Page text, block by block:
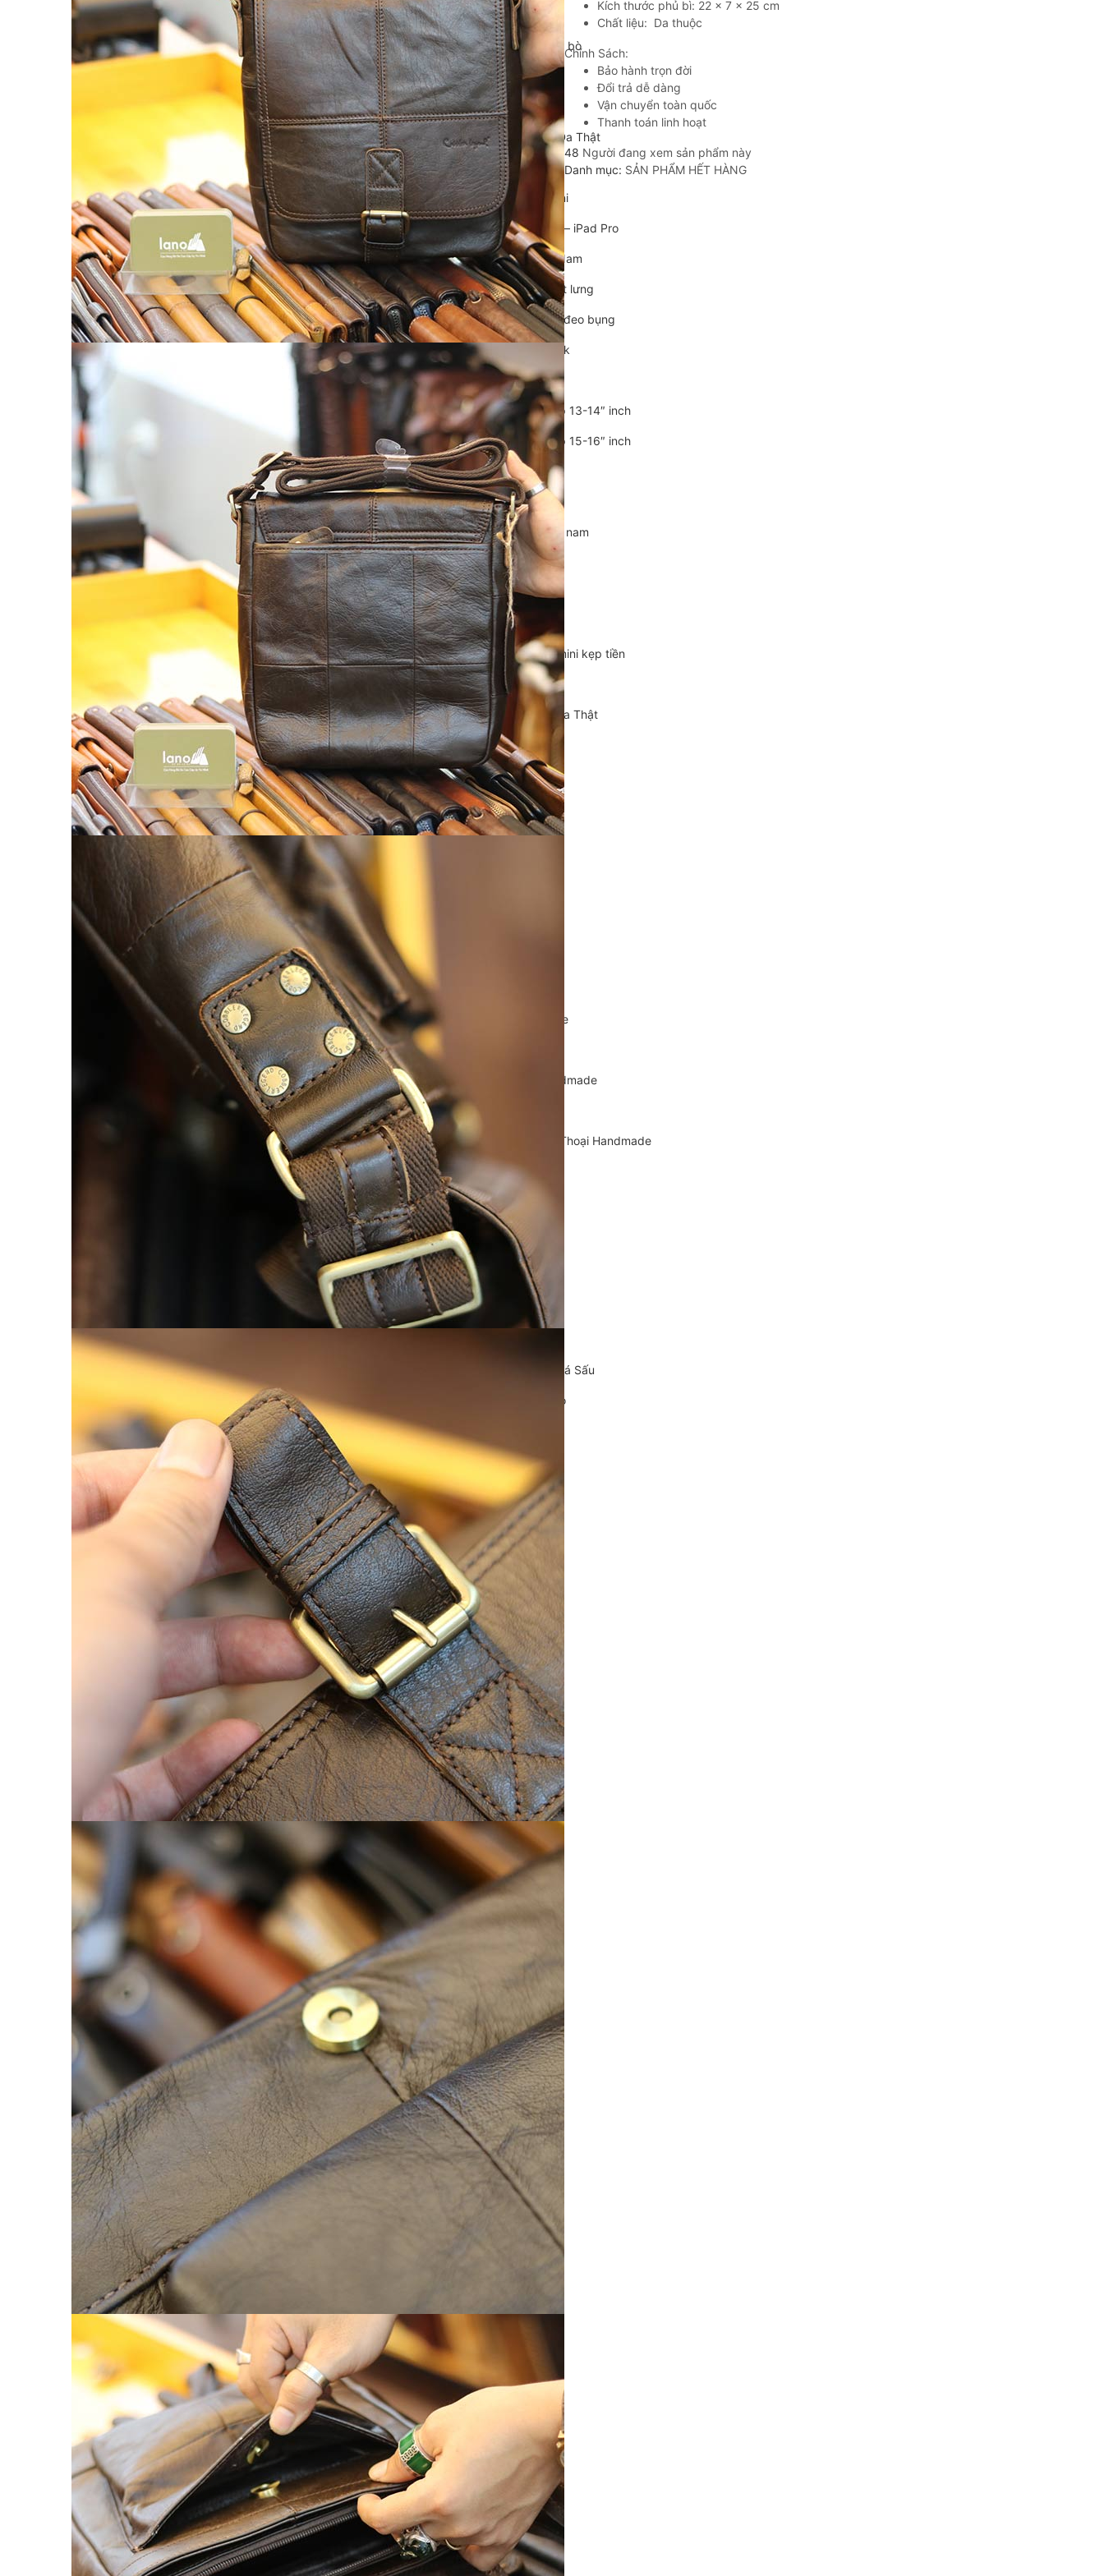
Túi da nam
Túi đeo chéo nam
Túi Bao Tử Nam Da Thật
Túi đeo chéo mini
Túi đựng iPad mini
Túi đựng iPad Air – iPad Pro
Túi Da Cầm Tay Nam
Túi đeo hông, thắt lưng
Túi da đeo ngực, đeo bụng
Túi đựng macbook
Balo Da Nam
Balo đựng Laptop 13-14″ inch
Balo đựng Laptop 15-16″ inch
Balo mini da thật
Balo da đeo chéo nam
Ví Cầm Tay Nam
Ví Ngắn Nam
Ví đựng thẻ – Ví mini kẹp tiền
Ví da cá sấu
Túi Du Lịch, Túi Trống Da Thật
Túi Xách Da Nam
ĐỒ DA NỮ
Balo nữ da thật
Túi đeo chéo da nữ
Ví Clutch cầm tay nữ
Túi Xách Da Nữ
ĐỒ DA HANDMADE
Bóp Ví Da Handmade
Túi Da Clutch handmade
Túi da nữ handmade
Dây Thắt Lưng Da Handmade
Cặp Da Handmade
Bao Da, Ốp Lưng Điện Thoại Handmade
Ví Cầm Tay Clutch Da Cá Sấu
Cặp da cán bộ
Cặp xách nam da bò
Túi da nam
Túi đeo chéo nam
Túi Bao Tử Nam Da Thật
Túi đeo chéo mini
Túi đựng iPad mini
Túi đựng iPad Air – iPad Pro
Túi Da Cầm Tay Nam
Túi đeo hông, thắt lưng
Túi da đeo ngực, đeo bụng
Túi đựng macbook
Balo Da Nam
Balo đựng Laptop 13-14″ inch
Balo đựng Laptop 15-16″ inch
Balo mini da thật
Balo du lịch
Balo da đeo chéo nam
Ví da nam
Ví Cầm Tay Nam
Ví Ngắn Nam
Ví đựng thẻ – Ví mini kẹp tiền
Ví da cá sấu
Túi Du Lịch, Túi Trống Da Thật
Túi Xách Da Nam
ĐỒ DA NỮ
Balo nữ da thật
Bóp Ví Da Handmade
Túi Da Clutch handmade
Túi da nữ handmade
Dây Thắt Lưng Da Handmade
Cặp Da Handmade
Bao Da, Ốp Lưng Điện Thoại Handmade
Chế tác đồ da
CLUTCH
KHUYẾN MÃI
ĐỒ DA CÁ SẤU
Ví Cầm Tay Clutch Da Cá Sấu
Túi Xách – Túi Đeo Chéo
Ví kẹp tiền
Kích thước phủ bì: 22 x 7 x 25 cm
Chất liệu: Da thuộc
Chính Sách:
Bảo hành trọn đời
Đổi trả dễ dàng
Vận chuyển toàn quốc
Thanh toán linh hoạt
48 Người đang xem sản phẩm này
Danh mục: SẢN PHẨM HẾT HÀNG